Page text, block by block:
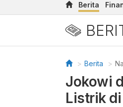
Berita
Berita
Jokowi
Listrik